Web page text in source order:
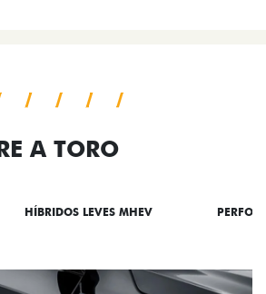
A TORO
HÍBRIDOS LEVES MHEV